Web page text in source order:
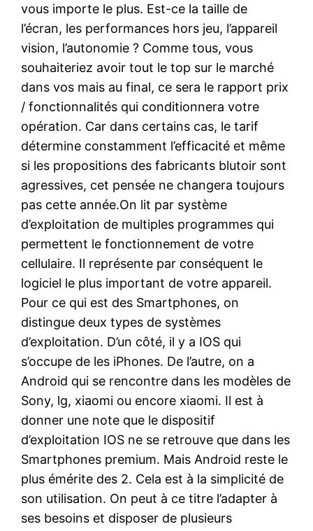
vous importe le plus. Est-ce la taille de
l’écran, les performances hors jeu, l’appareil
vision, l’autonomie ? Comme tous, vous
souhaiteriez avoir tout le top sur le marché
dans vos mais au final, ce sera le rapport prix
/ fonctionnalités qui conditionnera votre
opération. Car dans certains cas, le tarif
détermine constamment l’efficacité et même
si les propositions des fabricants blutoir sont
agressives, cet pensée ne changera toujours
pas cette année.On lit par système
d’exploitation de multiples programmes qui
permettent le fonctionnement de votre
cellulaire. Il représente par conséquent le
logiciel le plus important de votre appareil.
Pour ce qui est des Smartphones, on
distingue deux types de systèmes
d’exploitation. D’un côté, il y a IOS qui
s’occupe de les iPhones. De l’autre, on a
Android qui se rencontre dans les modèles de
Sony, lg, xiaomi ou encore xiaomi. Il est à
donner une note que le dispositif
d’exploitation IOS ne se retrouve que dans les
Smartphones premium. Mais Android reste le
plus émérite des 2. Cela est à la simplicité de
son utilisation. On peut à ce titre l’adapter à
ses besoins et disposer de plusieurs